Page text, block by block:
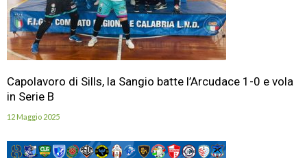
Capolavoro di Sills, la Sangio batte l’Arcudace 1-0 e vola
in Serie B
12 Maggio 2025